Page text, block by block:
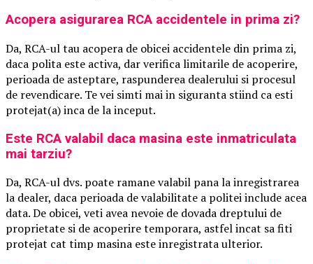
Acopera asigurarea RCA accidentele in prima zi?
Da, RCA-ul tau acopera de obicei accidentele din prima zi,
daca polita este activa, dar verifica limitarile de acoperire,
perioada de asteptare, raspunderea dealerului si procesul
de revendicare. Te vei simti mai in siguranta stiind ca esti
protejat(a) inca de la inceput.
Este RCA valabil daca masina este inmatriculata
mai tarziu?
Da, RCA-ul dvs. poate ramane valabil pana la inregistrarea
la dealer, daca perioada de valabilitate a politei include acea
data. De obicei, veti avea nevoie de dovada dreptului de
proprietate si de acoperire temporara, astfel incat sa fiti
protejat cat timp masina este inregistrata ulterior.